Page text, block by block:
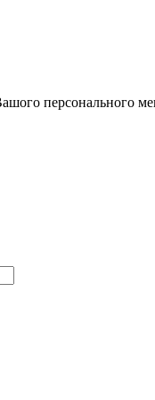
персонального